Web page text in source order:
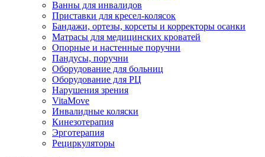
Ванны для инвалидов
Приставки для кресел-колясок
Бандажи, ортезы, корсеты и корректоры осанки
Матрасы для медицинских кроватей
Опорные и настенные поручни
Пандусы, поручни
Оборудование для больниц
Оборудование для РЦ
Нарушения зрения
VitaMove
Инвалидные коляски
Кинезотерапия
Эрготерапия
Рециркуляторы